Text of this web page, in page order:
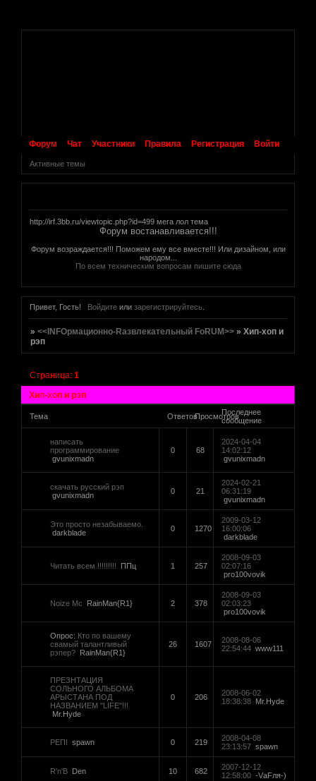
Форум Чат Участники Правила Регистрация Войти
Активные темы
http://irf.3bb.ru/viewtopic.php?id=499 мега лол тема
Форум востанавливается!!!
Форум возраждается!!! Поможем ему все вместе!!! Или дизайном, или
народом...
По всем техническим вопросам пишите сюда
Привет, Гость! Войдитеили зарегистрируйтесь.
»<<INFOрмационно-Rазвлекательный FoRUM>> »Хип-хоп и
рэп
Хип-хоп и рэп
Страница:1
Тема ОтветовПросмотровПоследнее
сообщение
написать
программирование
gvunixmadn
0 68
2024-04-04
14:02:12
gvunixmadn
скачать русский рэп
gvunixmadn
0 21
2024-02-21
06:31:19
gvunixmadn
Это просто незабываемо.
darkblade
0 1270
2009-03-12
16:00:06
darkblade
Читать всем !!!!!!!!! ППц 1 257
2008-09-03
02:07:16
pro100vovik
Noize Mc RainMan{R1} 2 378
2008-09-03
02:03:23
pro100vovik
Опрос: Кто по вашему
свамый талантливый
рэпер? RainMan{R1}
26 1607
2008-08-06
22:54:44 www111
ПРЕЗНТАЦИЯ
СОЛЬНОГО АЛЬБОМА
АРЫСТАНА ПОД
НАЗВАНИЕМ "LIFE"!!!
Mr.Hyde
0 206
2008-06-02
18:38:38 Mr.Hyde
РЕП! spawn 0 219
2008-04-08
23:13:57 spawn
R'n'B Den 10 682
2007-12-12
12:58:00 -VаFля-)